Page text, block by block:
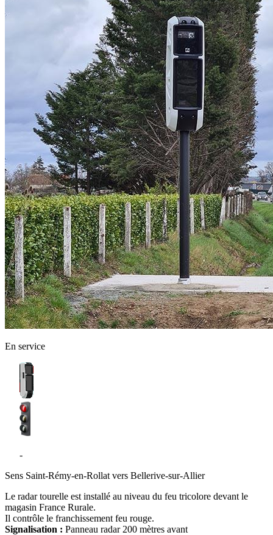
En service
-
Sens Saint-Rémy-en-Rollat vers Bellerive-sur-Allier
Le radar tourelle est installé au niveau du feu tricolore devant le
magasin France Rurale.
Il contrôle le franchissement feu rouge.
Signalisation : Panneau radar 200 mètres avant